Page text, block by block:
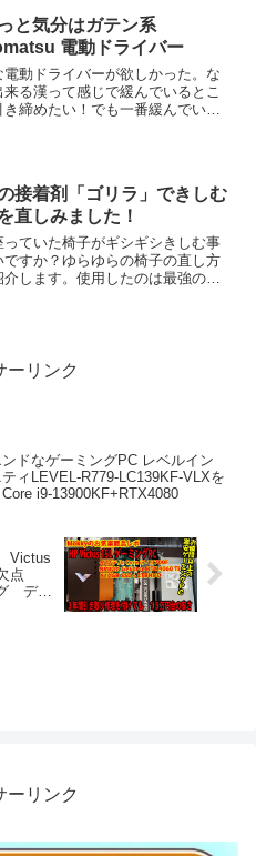
と気分はガテン系
電動ドライバー
電動ドライバーが欲しかった。な
来る漢って感じで緩んでいるとこ
き締めたい！でも一番緩んでいる
頃握力が落ちてしま...
接着剤「ゴリラ」できしむ
直しみました！
っていた椅子がギシギシきしむ事
ですか？ゆらゆらの椅子の直し方
介します。使用したのは最強の接
ーリンク
ドなゲーミングPC レベルイン
ィLEVEL-R779-LC139KF-VLXを
i9-13900KF+RTX4080
Victus
点
デス
ーリンク